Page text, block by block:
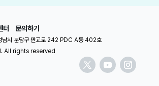
터 문의하기
남시 분당구 판교로 242 PDC A동 402호
All rights reserved